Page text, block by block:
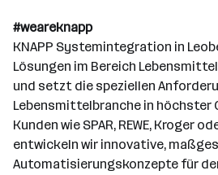
#weareknapp
KNAPP Systemintegration in
Lösungen im Bereich
und setzt die speziellen
Lebensmittelbranche in höchster
Kunden wie SPAR, REWE, Kroger
entwickeln wir innovative,
Automatisierungskonzepte für